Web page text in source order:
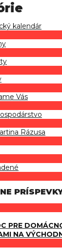
kalendár
Vás
Rázusa
PRE
NA